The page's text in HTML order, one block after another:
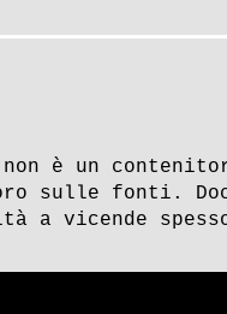
non è un
sulle fonti.
a vicende